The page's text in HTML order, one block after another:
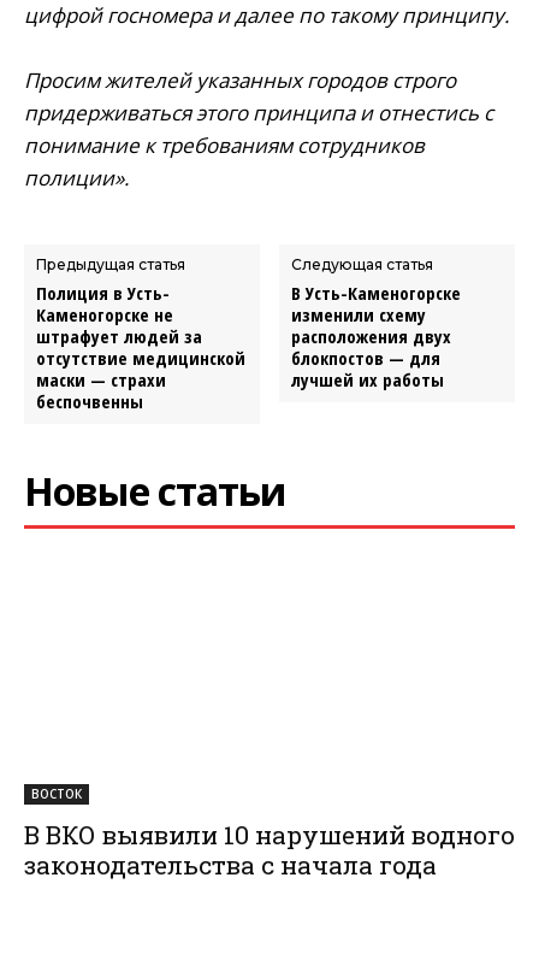
цифрой госномера и далее по такому принципу.
Просим жителей указанных городов строго
придерживаться этого принципа и отнестись с
понимание к требованиям сотрудников
полиции».
Предыдущая статья
Полиция в Усть-
Каменогорске не
штрафует людей за
отсутствие медицинской
маски — страхи
беспочвенны
Следующая статья
В Усть-Каменогорске
изменили схему
расположения двух
блокпостов — для
лучшей их работы
Новые статьи
ВОСТОК
В ВКО выявили 10 нарушений водного
законодательства с начала года